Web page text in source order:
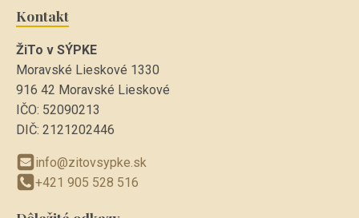
Kontakt
ŽiTo v SÝPKE
Moravské Lieskové 1330
916 42 Moravské Lieskové
IČO: 52090213
DIČ: 2121202446
info@zitovsypke.sk
+421 905 528 516